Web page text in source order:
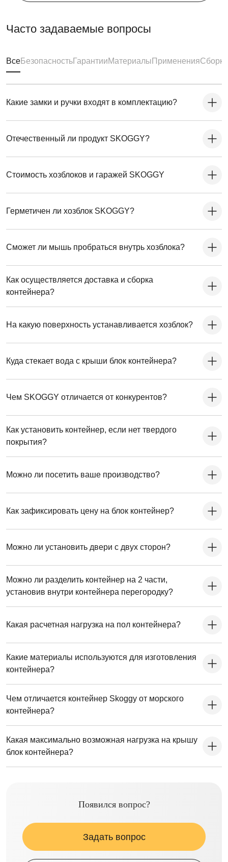
Часто задаваемые вопросы
ВсеБезопасностьГарантииМатериалы ПримененияСборка
Какие замки и ручки входят в комплектацию?
Отечественный ли продукт SKOGGY?
Стоимость хозблоков и гаражей SKOGGY
Герметичен ли хозблок SKOGGY?
Сможет ли мышь пробраться внутрь хозблока?
Как осуществляется доставка и сборка
контейнера?
На какую поверхность устанавливается хозблок?
Куда стекает вода с крыши блок контейнера?
Чем SKOGGY отличается от конкурентов?
Как установить контейнер, если нет твердого
покрытия?
Можно ли посетить ваше производство?
Как зафиксировать цену на блок контейнер?
Можно ли установить двери с двух сторон?
Можно ли разделить контейнер на 2 части,
установив внутри контейнера перегородку?
Какая расчетная нагрузка на пол контейнера?
Какие материалы используются для изготовления
контейнера?
Чем отличается контейнер Skoggy от морского
контейнера?
Какая максимально возможная нагрузка на крышу
блок контейнера?
Появился вопрос?
Задать вопрос